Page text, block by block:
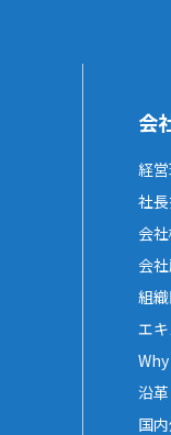
会
経
社
会
会
組
エ
沿革
国